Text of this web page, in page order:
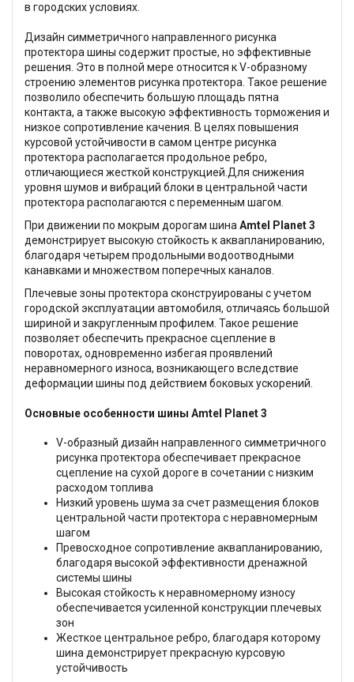
в городских условиях.
Дизайн симметричного направленного рисунка
протектора шины содержит простые, но эффективные
решения. Это в полной мере относится к V-образному
строению элементов рисунка протектора. Такое решение
позволило обеспечить большую площадь пятна
контакта, а также высокую эффективность торможения и
низкое сопротивление качения. В целях повышения
курсовой устойчивости в самом центре рисунка
протектора располагается продольное ребро,
отличающиеся жесткой конструкцией.Для снижения
уровня шумов и вибраций блоки в центральной части
протектора располагаются с переменным шагом.
При движении по мокрым дорогам шина Amtel Planet 3
демонстрирует высокую стойкость к аквапланированию,
благодаря четырем продольными водоотводными
канавками и множеством поперечных каналов.
Плечевые зоны протектора сконструированы с учетом
городской эксплуатации автомобиля, отличаясь большой
шириной и закругленным профилем. Такое решение
позволяет обеспечить прекрасное сцепление в
поворотах, одновременно избегая проявлений
неравномерного износа, возникающего вследствие
деформации шины под действием боковых ускорений.
Основные особенности шины Amtel Planet 3
V-образный дизайн направленного симметричного
рисунка протектора обеспечивает прекрасное
сцепление на сухой дороге в сочетании с низким
расходом топлива
Низкий уровень шума за счет размещения блоков
центральной части протектора с неравномерным
шагом
Превосходное сопротивление аквапланированию,
благодаря высокой эффективности дренажной
системы шины
Высокая стойкость к неравномерному износу
обеспечивается усиленной конструкции плечевых
зон
Жесткое центральное ребро, благодаря которому
шина демонстрирует прекрасную курсовую
устойчивость